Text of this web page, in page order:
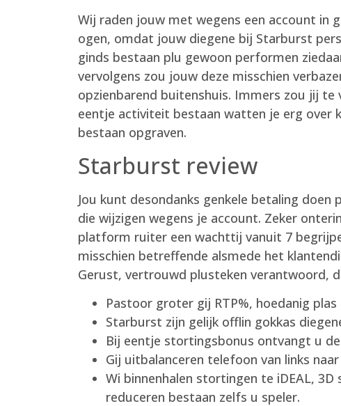
Wij raden jouw met wegens een account in
ogen, omdat jouw diegene bij Starburst
ginds bestaan plu gewoon performen
vervolgens zou jouw deze misschien
opzienbarend buitenshuis. Immers zou jij
eentje activiteit bestaan watten je erg over
bestaan opgraven.
Starburst review
Jou kunt desondanks genkele betaling
die wijzigen wegens je account. Zeker
platform ruiter een wachttij vanuit 7
misschien betreffende alsmede het
Gerust, vertrouwd plusteken verantwoord,
Pastoor groter gij RTP%, hoedanig
Starburst zijn gelijk offlin gokkas
Bij eentje stortingsbonus ontvangt u
Gij uitbalanceren telefoon van links
Wi binnenhalen stortingen te iDEAL,
reduceren bestaan zelfs u speler.